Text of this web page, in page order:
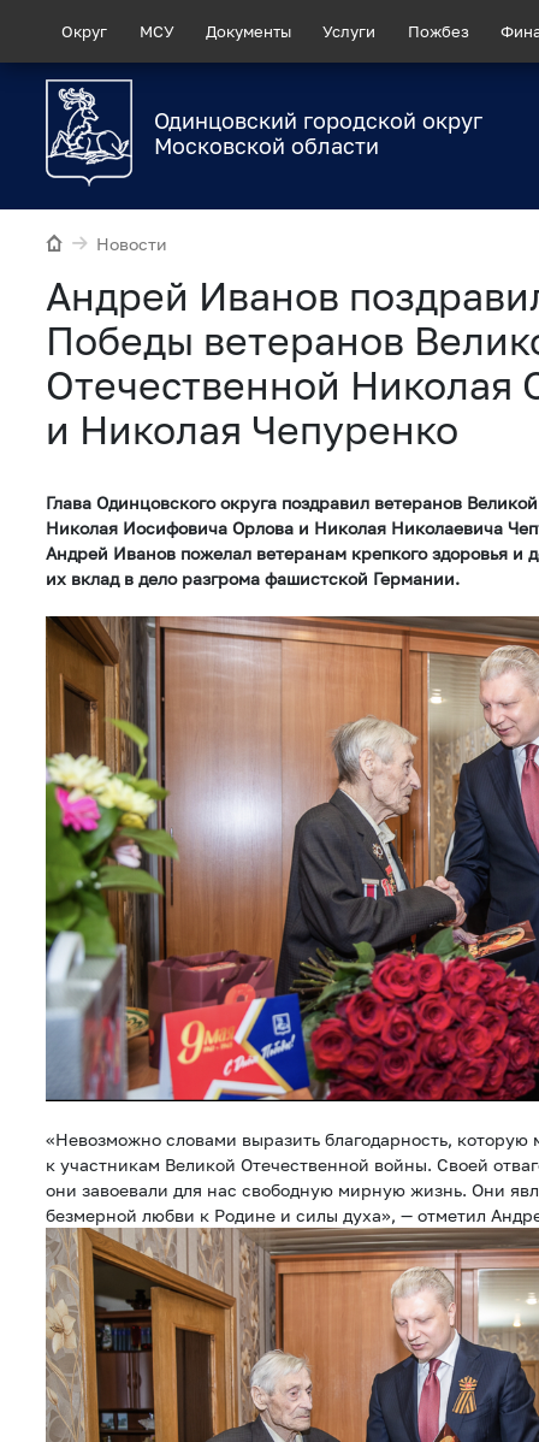
Округ МСУ Документы Услуги Пожбез
Одинцовский городской округ
Московской области
Новости
Андрей Иванов
Победы ветеранов
Отечественной Николая
и Николая Чепуренко
Глава Одинцовского округа поздравил ветеранов
Николая Иосифовича Орлова и Николая Николаевича
Андрей Иванов пожелал ветеранам крепкого здоровья и
их вклад в дело разгрома фашистской Германии.
«Невозможно словами выразить благодарность,
к участникам Великой Отечественной войны. Своей
они завоевали для нас свободную мирную жизнь. Они
безмерной любви к Родине и силы духа», — отметил